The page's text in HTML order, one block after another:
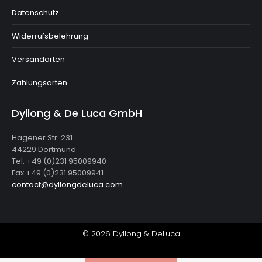
Datenschutz
Widerrufsbelehrung
Versandarten
Zahlungsarten
Dyllong & De Luca GmbH
Hagener Str. 231
44229 Dortmund
Tel. +49 (0)231 95009940
Fax +49 (0)231 95009941
contact@dyllongdeluca.com
© 2026 Dyllong & DeLuca